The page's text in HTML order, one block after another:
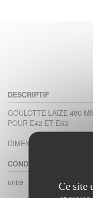
DESCRIPTIF
GOULOTTE LAIZE 480
POUR E42 ET E63
DIMENSION
CONDITIONNEMENT
unité
Ce site